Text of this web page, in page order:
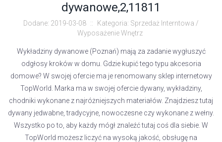
dywanowe,2,11811
Dodane: 2019-03-08 ::
Kategoria: Sprzedaż Interntowa /
Wyposażenie Wnętrz
Wykładziny dywanowe (Poznań) mają za zadanie wygłuszyć
odgłosy kroków w domu. Gdzie kupić tego typu akcesoria
domowe? W swojej ofercie ma je renomowany sklep internetowy
TopWorld. Marka ma w swojej ofercie dywany, wykładziny,
chodniki wykonane z najróżniejszych materiałów. Znajdziesz tutaj
dywany jedwabne, tradycyjne, nowoczesne czy wykonane z wełny.
Wszystko po to, aby każdy mógł znaleźć tutaj coś dla siebie. W
TopWorld możesz liczyć na wysoką jakość, obsługę na